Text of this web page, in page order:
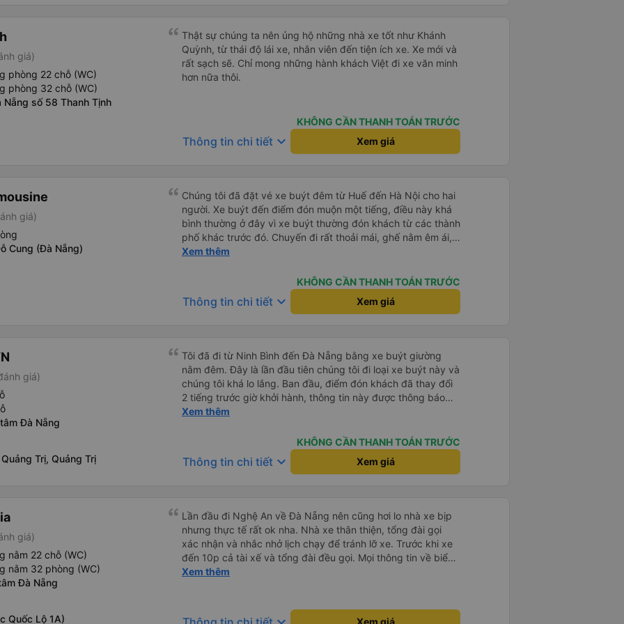
chúng tôi nhận ra rằng mình đã quên nút tai nghe trên xe
buýt. Tôi nhắn tin cho họ qua WhatsApp và họ trả lời ngay
lập tức rằng họ sẽ yêu cầu nhân viên dọn phòng của họ. Họ
đã tìm thấy chúng và sắp xếp một nhà trọ gần đó để chúng
giá)
phòng 22 chỗ (WC)
phòng 32 chỗ (WC)
Nẵng số 58 Thanh Tịnh
Thật sự chúng ta nên ủng hộ những nhà xe tốt như Khánh
Quỳnh, từ thái độ lái xe, nhân viên đến tiện ích xe. Xe mới và
rất sạch sẽ. Chỉ mong những hành khách Việt đi xe văn minh
hơn nữa thôi.
KHÔNG CẦN THANH TOÁN TRƯỚC
Thông tin chi tiết keyboard_arrow_down Xem giá
giá)
Cung (Đà Nẵng)
Chúng tôi đã đặt vé xe buýt đêm từ Huế đến Hà Nội cho hai
người. Xe buýt đến điểm đón muộn một tiếng, điều này khá
bình thường ở đây vì xe buýt thường đón khách từ các thành
phố khác trước đó. Chuyến đi rất thoải mái, ghế nằm êm ái,
và ngay cả người cao 1,80 m như tôi vẫn ngủ ngon. Sau khi
nhận lại được vào tối hôm đó hoàn toàn nguyên vẹn. Tất
nhiên, tốt hơn hết là tránh những rắc rối như vậy, nhưng thật
tốt khi thấy công ty xe buýt quan tâm đến khách hàng của
Xem thêm
KHÔNG CẦN THANH TOÁN TRƯỚC
Thông tin chi tiết keyboard_arrow_down Xem giá
giá)
Đà Nẵng
Trị, Quảng Trị
Tôi đã đi từ Ninh Bình đến Đà Nẵng bằng xe buýt giường
nằm đêm. Đây là lần đầu tiên chúng tôi đi loại xe buýt này và
chúng tôi khá lo lắng. Ban đầu, điểm đón khách đã thay đổi
2 tiếng trước giờ khởi hành, thông tin này được thông báo
qua email. Chúng tôi đến đúng địa điểm lúc 9 giờ nhưng xe
được phản hồi nhanh chóng, điều này rất đáng trân trọng.
Họ cho chúng tôi biết xe buýt đến muộn 10-15 phút. Khi xe
buýt đến, tài xế đã đến tận nơi giúp đỡ chúng tôi và nhân
chu đáo vì biết chúng tôi là khách du lịch. Chúng tôi cảm
thấy an toàn suốt cả chuyến đi. Cuối chuyến đi, tài xế đã
hướng dẫn chúng tôi đến xe đưa đón miễn phí đến khách
sạn. Tôi rất khuyên bạn nên sử dụng dịch vụ này.
Xem thêm
KHÔNG CẦN THANH TOÁN TRƯỚC
Thông tin chi tiết keyboard_arrow_down Xem giá
giá)
nằm 22 chỗ (WC)
nằm 32 phòng (WC)
Đà Nẵng
Quốc Lộ 1A)
Lần đầu đi Nghệ An về Đà Nẵng nên cũng hơi lo nhà xe bịp
nhưng thực tế rất ok nha. Nhà xe thân thiện, tổng đài gọi
xác nhận và nhắc nhở lịch chạy để tránh lỡ xe. Trước khi xe
đến 10p cả tài xế và tổng đài đều gọi. Mọi thông tin về biển
số xe và số điện thoại tài xế đều trùng khớp trong email nhận
đến ĐN sớm gần 1 tiếng so với thời gian dự kiến. 10 điểm, lần
Xem thêm